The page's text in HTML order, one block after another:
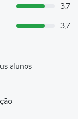
3,7
3,7
alunos